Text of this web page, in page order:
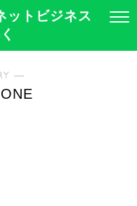
ットビジネス
―